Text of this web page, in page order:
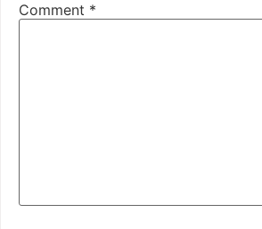
Comment *